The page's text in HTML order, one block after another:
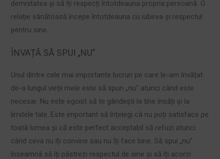
demnitatea și să îți respecți întotdeauna propria persoană. O
relație sănătoasă începe întotdeauna cu iubirea și respectul
pentru sine.
ÎNVAȚĂ SĂ SPUI „NU”
Unul dintre cele mai importante lucruri pe care le-am învățat
de-a lungul vieții mele este să spun „nu” atunci când este
necesar. Nu este egoist să te gândești la tine însăți și la
limitele tale. Este important să înțelegi că nu poți satisface pe
toată lumea și că este perfect acceptabil să refuzi atunci
când ceva nu îți convine sau nu îți face bine. Să spui „nu”
înseamnă să îți păstrezi respectul de sine și să îți acorzi